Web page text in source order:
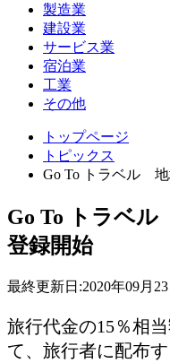
製造業
建設業
サービス業
宿泊業
工業
その他
トップページ
トピックス
Go To トラベル
Go To トラベ
登録開始
最終更新日:2020年09月23
旅行代金の15％相
て、旅行者に配布